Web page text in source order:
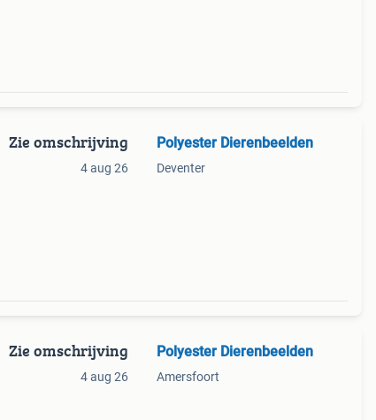
Zie omschrijving
4 aug 26
Polyester Dierenbeelden
Deventer
Zie omschrijving
4 aug 26
Polyester Dierenbeelden
Amersfoort